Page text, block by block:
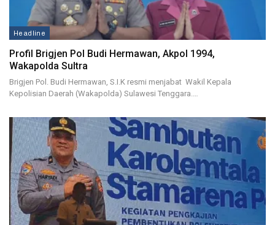
Headline
Profil Brigjen Pol Budi Hermawan, Akpol 1994,
Wakapolda Sultra
Brigjen Pol. Budi Hermawan, S.I.K resmi menjabat Wakil Kepala
Kepolisian Daerah (Wakapolda) Sulawesi Tenggara.…